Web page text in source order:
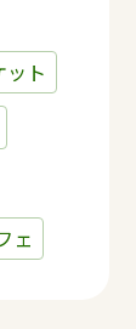
ト
ェ